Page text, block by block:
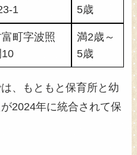
1
5歳
町字波照
10
満2歳～
5歳
、もともと保育所と幼
2024年に統合されて保